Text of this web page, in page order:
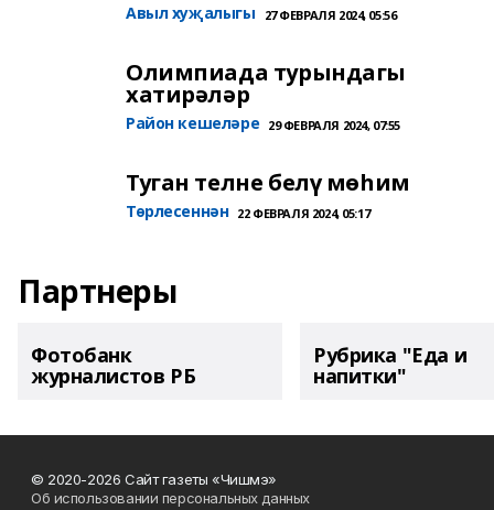
Авыл хуҗалыгы 27 ФЕВРАЛЯ 2024, 05:56
Олимпиада турындагы
хатирәләр
Район кешеләре 29 ФЕВРАЛЯ 2024, 07:55
Туган телне белү мөһим
Төрлесеннән 22 ФЕВРАЛЯ 2024, 05:17
Партнеры
Фотобанк
журналистов РБ
Рубрика "Еда и
напитки"
© 2020-2026 Сайт газеты «Чишмэ»
Об использовании персональных данных